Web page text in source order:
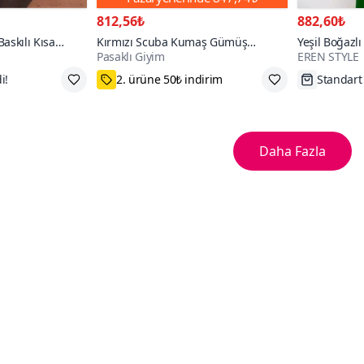
Kısa
812,56₺
Kırmızı Scuba Kumaş Gümüş
Düğme Detaylı Cepli Ceket Hırka
Pasaklı Giyim
75₺ Kupon Fırsatı
882,60₺
Yeşil
EREN STYLE
Daha Fazla